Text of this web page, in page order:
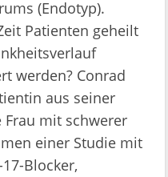
(Endotyp).
Patienten geheilt
werden? Conrad
aus seiner
Frau mit schwerer
einer Studie mit
Blocker,